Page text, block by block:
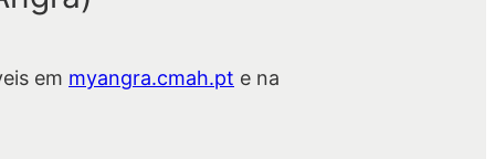
em myangra.cmah.pt e na